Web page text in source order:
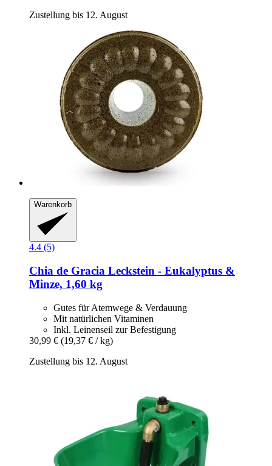
Zustellung bis 12. August
Warenkorb
4.4 (5)
Chia de Gracia Leckstein -​ Eukalyptus &
Minze, 1,60 kg
Gutes für Atemwege & Verdauung
Mit natürlichen Vitaminen
Inkl. Leinenseil zur Befestigung
30,99 € (19,37 € / kg)
Zustellung bis 12. August